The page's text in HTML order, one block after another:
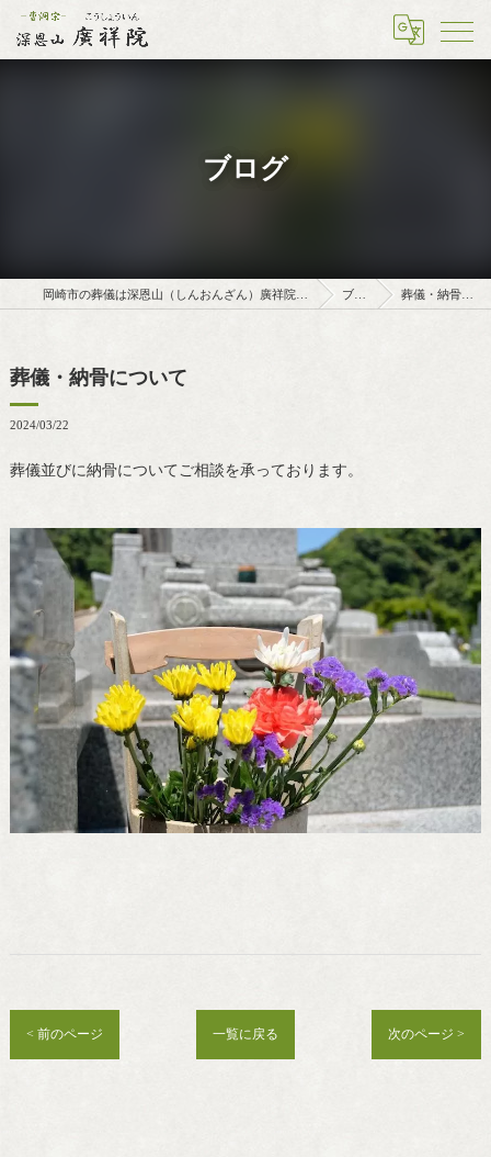
ブログ
岡崎市の葬儀は深恩山（しんおんざん）廣祥院（こうしょういん） ブログ 葬儀・納骨について
葬儀・納骨について
2024/03/22
葬儀並びに納骨についてご相談を承っております。
< 前のページ 一覧に戻る 次のページ >